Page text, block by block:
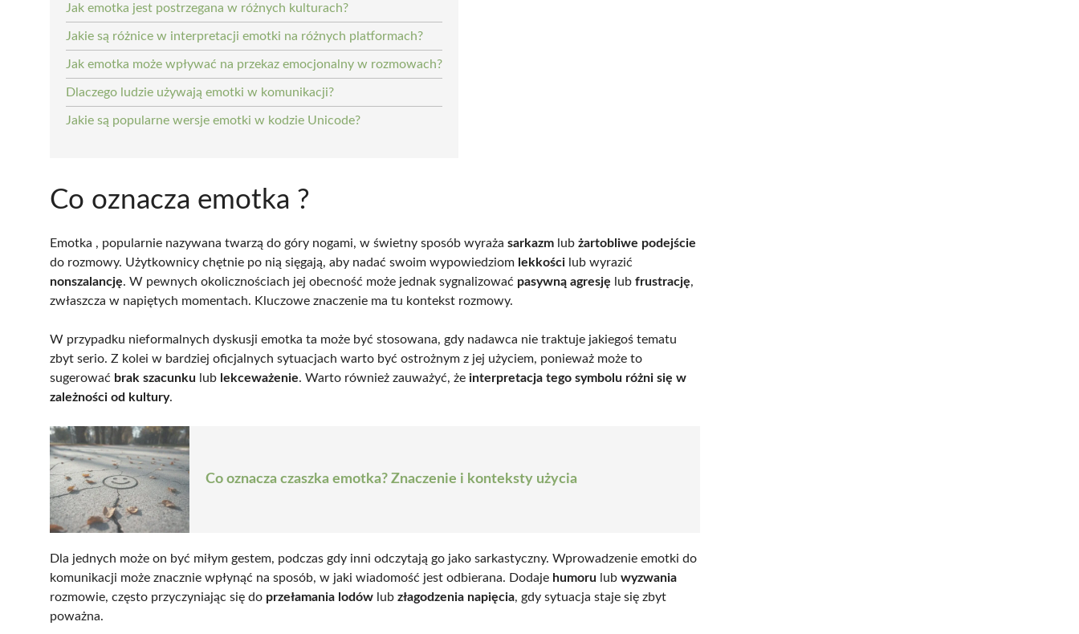
Jak emotka jest postrzegana w różnych kulturach?
Jakie są różnice w interpretacji emotki na różnych platformach?
Jak emotka może wpływać na przekaz emocjonalny w rozmowach?
Dlaczego ludzie używają emotki w komunikacji?
Jakie są popularne wersje emotki w kodzie Unicode?
Co oznacza emotka ?
Emotka , popularnie nazywana twarzą do góry nogami, w świetny sposób wyraża sarkazm lub żartobliwe podejście
do rozmowy. Użytkownicy chętnie po nią sięgają, aby nadać swoim wypowiedziom lekkości lub wyrazić
nonszalancję. W pewnych okolicznościach jej obecność może jednak sygnalizować pasywną agresję lub frustrację,
zwłaszcza w napiętych momentach. Kluczowe znaczenie ma tu kontekst rozmowy.
W przypadku nieformalnych dyskusji emotka ta może być stosowana, gdy nadawca nie traktuje jakiegoś tematu
zbyt serio. Z kolei w bardziej oficjalnych sytuacjach warto być ostrożnym z jej użyciem, ponieważ może to
sugerować brak szacunku lub lekceważenie. Warto również zauważyć, że interpretacja tego symbolu różni się w
zależności od kultury.
Co oznacza czaszka emotka? Znaczenie i konteksty użycia
Dla jednych może on być miłym gestem, podczas gdy inni odczytają go jako sarkastyczny. Wprowadzenie emotki do
komunikacji może znacznie wpłynąć na sposób, w jaki wiadomość jest odbierana. Dodaje humoru lub wyzwania
rozmowie, często przyczyniając się do przełamania lodów lub złagodzenia napięcia, gdy sytuacja staje się zbyt
poważna.